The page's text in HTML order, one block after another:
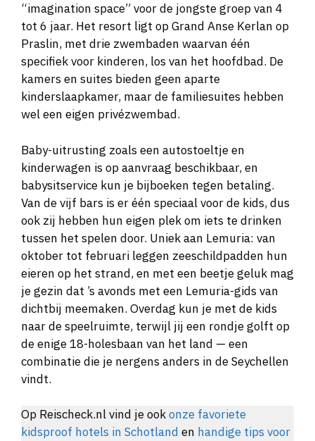
“imagination space” voor de jongste groep van 4
tot 6 jaar. Het resort ligt op Grand Anse Kerlan op
Praslin, met drie zwembaden waarvan één
specifiek voor kinderen, los van het hoofdbad. De
kamers en suites bieden geen aparte
kinderslaapkamer, maar de familiesuites hebben
wel een eigen privézwembad.
Baby-uitrusting zoals een autostoeltje en
kinderwagen is op aanvraag beschikbaar, en
babysitservice kun je bijboeken tegen betaling.
Van de vijf bars is er één speciaal voor de kids, dus
ook zij hebben hun eigen plek om iets te drinken
tussen het spelen door. Uniek aan Lemuria: van
oktober tot februari leggen zeeschildpadden hun
eieren op het strand, en met een beetje geluk mag
je gezin dat ’s avonds met een Lemuria-gids van
dichtbij meemaken. Overdag kun je met de kids
naar de speelruimte, terwijl jij een rondje golft op
de enige 18-holesbaan van het land — een
combinatie die je nergens anders in de Seychellen
vindt.
Op Reischeck.nl vind je ookonze favoriete
kidsproof hotels in Schotland en handige tips voor